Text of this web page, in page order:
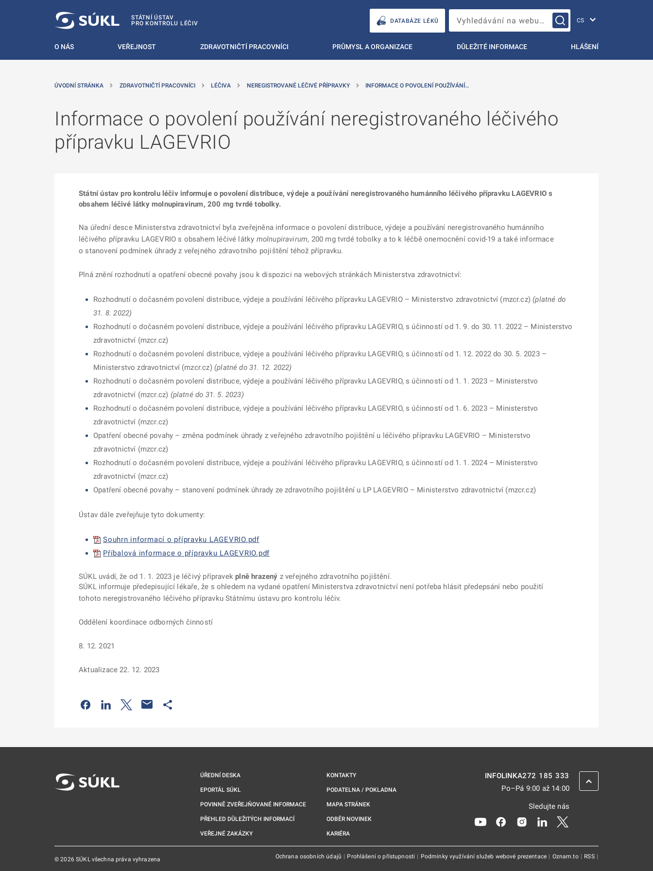
STÁTNÍ ÚSTAV
PRO KONTROLU LÉČIV
DATABÁZE LÉKŮ Vyhledávání na webu…
O NÁS VEŘEJNOST ZDRAVOTNIČTÍ PRACOVNÍCI PRŮMYSL A ORGANIZACE DŮLEŽITÉ INFORMACE HLÁŠENÍ
ÚVODNÍ STRÁNKA ZDRAVOTNIČTÍ PRACOVNÍCI LÉČIVA NEREGISTROVANÉ LÉČIVÉ PŘÍPRAVKY INFORMACE O POVOLENÍ POUŽÍVÁNÍ…
Informace o povolení používání neregistrovaného léčivého
přípravku LAGEVRIO
Státní ústav pro kontrolu léčiv informuje o povolení distribuce, výdeje a používání neregistrovaného humánního léčivého přípravku LAGEVRIO s
obsahem léčivé látky molnupiravirum, 200 mg tvrdé tobolky.
Na úřední desce Ministerstva zdravotnictví byla zveřejněna informace o povolení distribuce, výdeje a používání neregistrovaného humánního
léčivého přípravku LAGEVRIO s obsahem léčivé látky molnupiravirum, 200 mg tvrdé tobolky a to k léčbě onemocnění covid-19 a také informace
o stanovení podmínek úhrady z veřejného zdravotního pojištění téhož přípravku.
Plná znění rozhodnutí a opatření obecné povahy jsou k dispozici na webových stránkách Ministerstva zdravotnictví:
Rozhodnutí o dočasném povolení distribuce, výdeje a používání léčivého přípravku LAGEVRIO – Ministerstvo zdravotnictví (mzcr.cz) (platné do
31. 8. 2022)
Rozhodnutí o dočasném povolení distribuce, výdeje a používání léčivého přípravku LAGEVRIO, s účinností od 1. 9. do 30. 11. 2022 – Ministerstvo
zdravotnictví (mzcr.cz)
Rozhodnutí o dočasném povolení distribuce, výdeje a používání léčivého přípravku LAGEVRIO, s účinností od 1. 12. 2022 do 30. 5. 2023 –
Ministerstvo zdravotnictví (mzcr.cz) (platné do 31. 12. 2022)
Rozhodnutí o dočasném povolení distribuce, výdeje a používání léčivého přípravku LAGEVRIO, s účinností od 1. 1. 2023 – Ministerstvo
zdravotnictví (mzcr.cz) (platné do 31. 5. 2023)
Rozhodnutí o dočasném povolení distribuce, výdeje a používání léčivého přípravku LAGEVRIO, s účinností od 1. 6. 2023 – Ministerstvo
zdravotnictví (mzcr.cz)
Opatření obecné povahy – změna podmínek úhrady z veřejného zdravotního pojištění u léčivého přípravku LAGEVRIO – Ministerstvo
zdravotnictví (mzcr.cz)
Rozhodnutí o dočasném povolení distribuce, výdeje a používání léčivého přípravku LAGEVRIO, s účinností od 1. 1. 2024 – Ministerstvo
zdravotnictví (mzcr.cz)
Opatření obecné povahy – stanovení podmínek úhrady ze zdravotního pojištění u LP LAGEVRIO – Ministerstvo zdravotnictví (mzcr.cz)
Ústav dále zveřejňuje tyto dokumenty:
Souhrn informací o přípravku LAGEVRIO.pdf
Příbalová informace o přípravku LAGEVRIO.pdf
SÚKL uvádí, že od 1. 1. 2023 je léčivý přípravekplně hrazený z veřejného zdravotního pojištění.
SÚKL informuje předepisující lékaře, že s ohledem na vydané opatření Ministerstva zdravotnictví není potřeba hlásit předepsání nebo použití
tohoto neregistrovaného léčivého přípravku Státnímu ústavu pro kontrolu léčiv.
Oddělení koordinace odborných činností
8. 12. 2021
Aktualizace 22. 12. 2023
Odkaz se otevře na nové kartě
Odkaz se otevře na nové kartě
Odkaz se otevře na nové kartě
ÚŘEDNÍ DESKA
EPORTÁL SÚKL
POVINNĚ ZVEŘEJŇOVANÉ INFORMACE
PŘEHLED DŮLEŽITÝCH INFORMACÍ
VEŘEJNÉ ZAKÁZKY
KONTAKTY
PODATELNA / POKLADNA
MAPA STRÁNEK
ODBĚR NOVINEK
KARIÉRA
INFOLINKA272 185 333
Po–Pá 9:00 až 14:00
Sledujte nás
Odkaz se otevře na nové kartě
Odkaz se otevře na nové kartě
Odkaz se otevře na nové kartě
Odkaz se otevře na nové
© 2026 SÚKL všechna práva vyhrazena Ochrana osobních údajů | Prohlášení o přístupnosti | Podmínky využívání služeb webové prezentace | Oznam.to | RSS |
ZPĚT NAHORU